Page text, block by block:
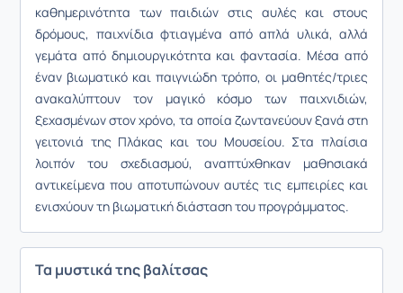
καθημερινότητα των παιδιών στις αυλές και στους
δρόμους, παιχνίδια φτιαγμένα από απλά υλικά, αλλά
γεμάτα από δημιουργικότητα και φαντασία. Μέσα από
έναν βιωματικό και παιγνιώδη τρόπο, οι μαθητές/τριες
ανακαλύπτουν τον μαγικό κόσμο των παιχνιδιών,
ξεχασμένων στον χρόνο, τα οποία ζωντανεύουν ξανά στη
γειτονιά της Πλάκας και του Μουσείου. Στα πλαίσια
λοιπόν του σχεδιασμού, αναπτύχθηκαν μαθησιακά
αντικείμενα που αποτυπώνουν αυτές τις εμπειρίες και
ενισχύουν τη βιωματική διάσταση του προγράμματος.
Τα μυστικά της βαλίτσας